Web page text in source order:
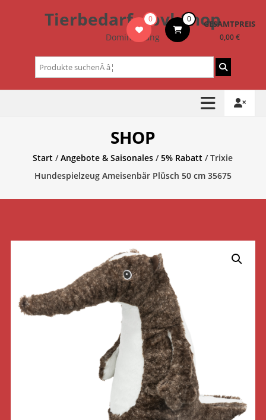
Tierbedarf – bvl-Shop
Dominik Lang
0 0 GESAMTPREIS
0,00 €
Suchen
nach:
SHOP
Start /Angebote & Saisonales /5% Rabatt / Trixie
Hundespielzeug Ameisenbär Plüsch 50 cm 35675